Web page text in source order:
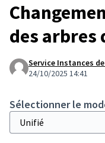
des arbres
Service Instances
24/10/2025 14:41
Sélectionner le